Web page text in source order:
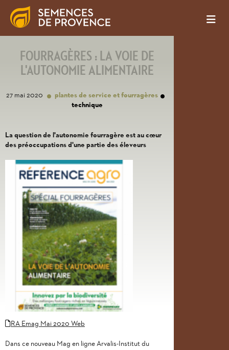
FOURRAGÈRES : LA VOIE DE
L'AUTONOMIE ALIMENTAIRE
27 mai 2020
plantes de service et fourragères
technique
La question de l'autonomie fourragère est au cœur
des préoccupations d'une partie des éleveurs
RA Emag Mai 2020 Web
Dans ce nouveau Mag en ligne Arvalis-Institut du